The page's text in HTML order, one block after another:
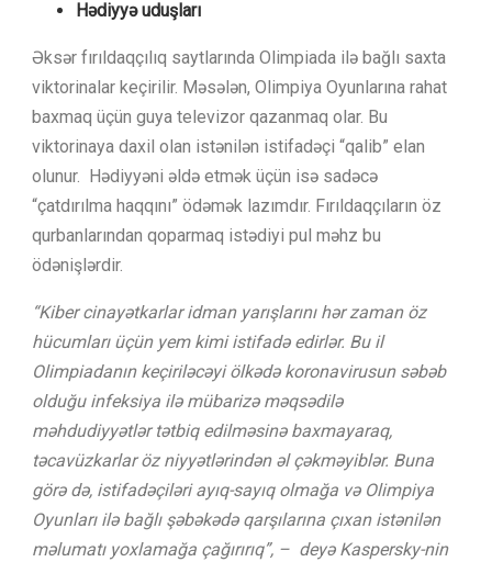
Hədiyyə uduşları
Əksər fırıldaqçılıq saytlarında Olimpiada ilə bağlı saxta
viktorinalar keçirilir. Məsələn, Olimpiya Oyunlarına rahat
baxmaq üçün guya televizor qazanmaq olar. Bu
viktorinaya daxil olan istənilən istifadəçi “qalib” elan
olunur. Hədiyyəni əldə etmək üçün isə sadəcə
“çatdırılma haqqını” ödəmək lazımdır. Fırıldaqçıların öz
qurbanlarından qoparmaq istədiyi pul məhz bu
ödənişlərdir.
“Kiber cinayətkarlar idman yarışlarını hər zaman öz
hücumları üçün yem kimi istifadə edirlər. Bu il
Olimpiadanın keçiriləcəyi ölkədə koronavirusun səbəb
olduğu infeksiya ilə mübarizə məqsədilə
məhdudiyyətlər tətbiq edilməsinə baxmayaraq,
təcavüzkarlar öz niyyətlərindən əl çəkməyiblər. Buna
görə də, istifadəçiləri ayıq-sayıq olmağa və Olimpiya
Oyunları ilə bağlı şəbəkədə qarşılarına çıxan istənilən
məlumatı yoxlamağa çağırırıq”, – deyə Kaspersky-nin